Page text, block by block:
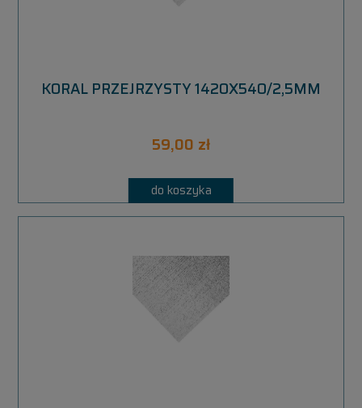
KORAL PRZEJRZYSTY 1420X540/2,5MM
59,00 zł
do koszyka